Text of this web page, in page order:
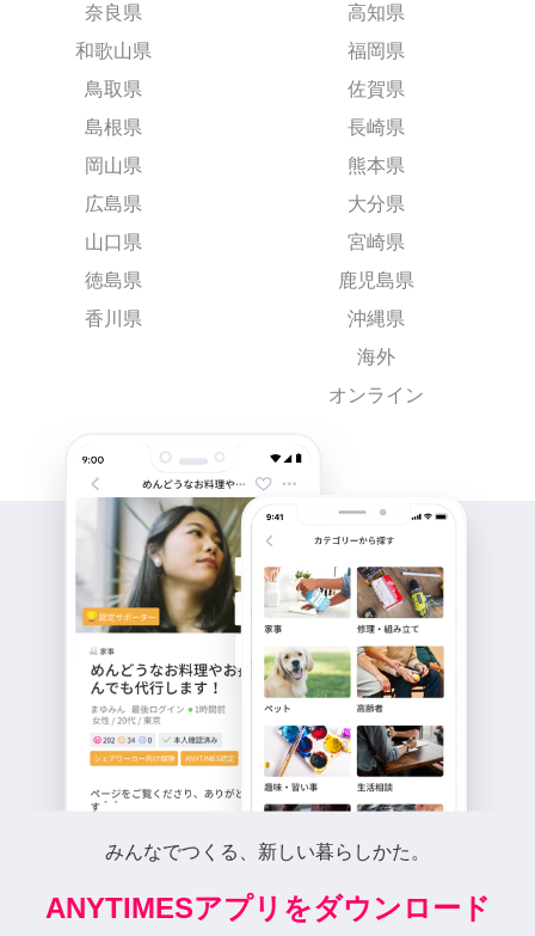
奈良県
和歌山県
鳥取県
島根県
岡山県
広島県
山口県
徳島県
香川県
高知県
福岡県
佐賀県
長崎県
熊本県
大分県
宮崎県
鹿児島県
沖縄県
海外
オンライン
みんなでつくる、新しい暮らしかた。
ANYTIMESアプリをダウンロード